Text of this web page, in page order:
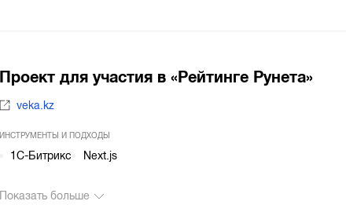
Проект для участия в «Рейтинге Рунета»
veka.kz
ИНСТРУМЕНТЫ И ПОДХОДЫ
1С-Битрикс Next.js
Показать больше